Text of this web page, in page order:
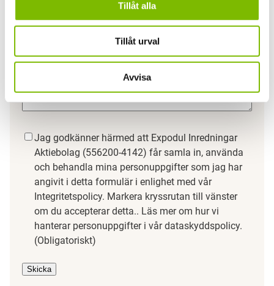
Tillåt alla
Tillåt urval
Avvisa
Samtycke(Obligatoriskt)
Jag godkänner härmed att Expodul Inredningar
Aktiebolag (556200-4142) får samla in, använda
och behandla mina personuppgifter som jag har
angivit i detta formulär i enlighet med vår
Integritetspolicy. Markera kryssrutan till vänster
om du accepterar detta.. Läs mer om hur vi
hanterar personuppgifter i vår dataskyddspolicy.
(Obligatoriskt)
Skicka